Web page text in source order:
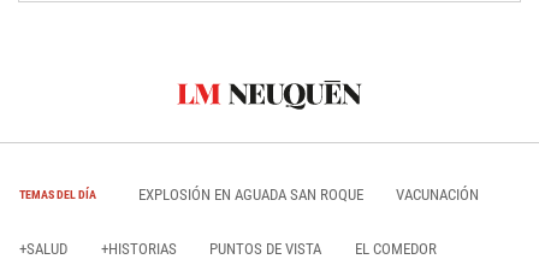
TEMAS DEL DÍA EXPLOSIÓN EN AGUADA SAN ROQUE VACUNACIÓN
+SALUD +HISTORIAS PUNTOS DE VISTA EL COMEDOR